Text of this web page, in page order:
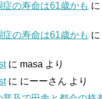
症の寿命は61歳かも に
症の寿命は61歳かも に
に masa より
に にーーさん より